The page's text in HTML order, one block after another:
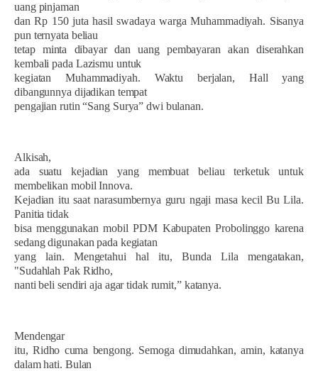
uang pinjaman
dan Rp 150 juta hasil swadaya warga Muhammadiyah. Sisanya
pun ternyata beliau
tetap minta dibayar dan uang pembayaran akan diserahkan
kembali pada Lazismu untuk
kegiatan Muhammadiyah. Waktu berjalan, Hall yang
dibangunnya dijadikan tempat
pengajian rutin “Sang Surya” dwi bulanan.
Alkisah,
ada suatu kejadian yang membuat beliau terketuk untuk
membelikan mobil Innova.
Kejadian itu saat narasumbernya guru ngaji masa kecil Bu Lila.
Panitia tidak
bisa menggunakan mobil PDM Kabupaten Probolinggo karena
sedang digunakan pada kegiatan
yang lain. Mengetahui hal itu, Bunda Lila mengatakan,
"Sudahlah Pak Ridho,
nanti beli sendiri aja agar tidak rumit,” katanya.
Mendengar
itu, Ridho cuma bengong. Semoga dimudahkan, amin, katanya
dalam hati. Bulan